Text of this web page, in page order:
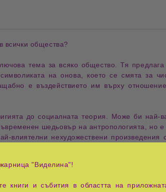
всички общества?
тема за всяко общество . Тя
на онова, което се смята за
е въздействието им върху
до социалната теория. Може би най-
шедьовър на антропологията
, но
влиятелни нехудожествени произведения
изключителната значимост на
в Африка, но впоследствие
В късните си години публикува
"Виделина"!
и събития в областта на